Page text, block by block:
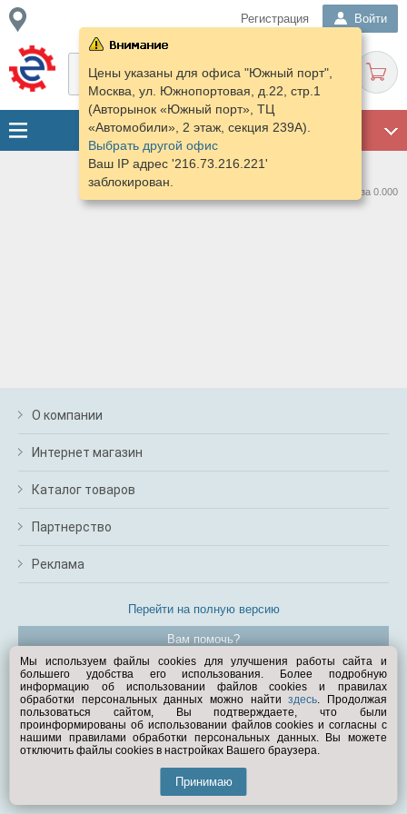
Регистрация Войти
Цены указаны для офиса "Южный порт",
Москва, ул. Южнопортовая, д.22, стр.1
(Авторынок «Южный порт», ТЦ
«Автомобили», 2 этаж, секция 239А).
Выбрать другой офис
Ваш IP адрес '216.73.216.221'
заблокирован.
Нашлось предложений: 0 за 0.000
О компании
Интернет магазин
Каталог товаров
Партнерство
Реклама
Перейти на полную версию
Вам помочь?
© Exist.ru 1998—2026
Мы используем файлы cookies для улучшения работы сайта и
большего удобства его использования. Более подробную
информацию об использовании файлов cookies и правилах
обработки персональных данных можно найтиздесь. Продолжая
пользоваться сайтом, Вы подтверждаете, что были
проинформированы об использовании файлов cookies и согласны с
нашими правилами обработки персональных данных. Вы можете
отключить файлы cookies в настройках Вашего браузера.
Принимаю